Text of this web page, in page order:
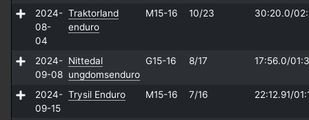
2024-
08-
04
Traktorland
enduro
M15-16 10/23 30:20.0/
2024-
09-08
Nittedal
ungdomsenduro
G15-16 8/17 17:56.0/
2024-
09-15
Trysil Enduro M15-16 7/16 22:12.91/